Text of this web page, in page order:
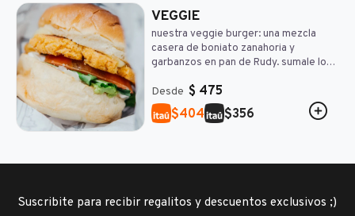
VEGGIE
nuestra veggie burger: una mezcla
casera de boniato zanahoria y
garbanzos en pan de Rudy. sumale los
lácteos y gluten.
Desde $ 475
$356
$404
Suscribite para recibir regalitos y descuentos exclusivos ;)